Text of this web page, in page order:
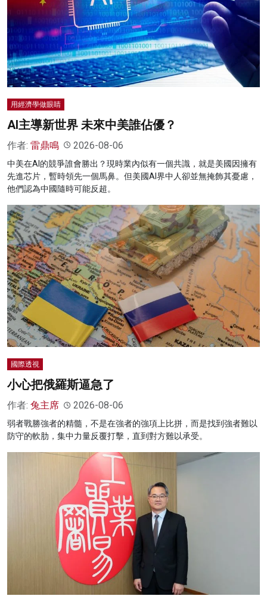
用經濟學做眼睛
AI主導新世界 未來中美誰佔優？
作者: 雷鼎鳴 2026-08-06
中美在AI的競爭誰會勝出？現時業內似有一個共識，就是美國因擁有
先進芯片，暫時領先一個馬鼻。但美國AI界中人卻並無掩飾其憂慮，
他們認為中國隨時可能反超。
國際透視
小心把俄羅斯逼急了
作者: 兔主席 2026-08-06
弱者戰勝強者的精髓，不是在強者的強項上比拼，而是找到強者難以
防守的軟肋，集中力量反覆打擊，直到對方難以承受。